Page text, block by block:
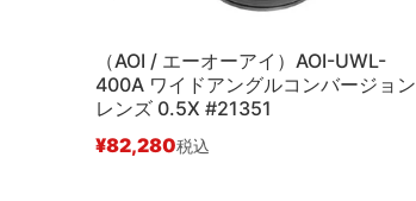
（AOI / エーオーアイ）AOI-UWL-
400A ワイドアングルコンバージョン
レンズ 0.5X #21351
¥82,280税込